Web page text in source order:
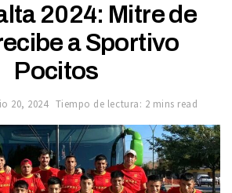
2024: Mitre de
a Sportivo
Pocitos
20, 2024 Tiempo de lectura: 2 mins read